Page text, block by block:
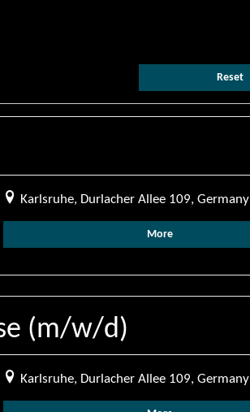
Reset
Karlsruhe, Durlacher Allee 109, Germany
More
(m/w/d)
Karlsruhe, Durlacher Allee 109, Germany